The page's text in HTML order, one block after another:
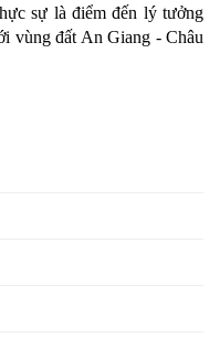
sự là điểm đến lý tưởng
vùng đất An Giang - Châu